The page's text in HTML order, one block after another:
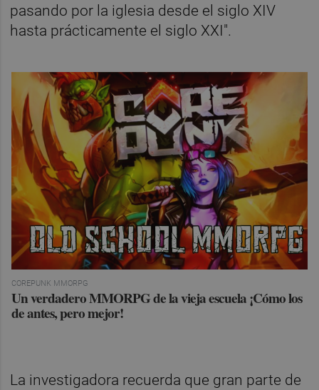
pasando por la iglesia desde el siglo XIV
hasta prácticamente el siglo XXI".
COREPUNK MMORPG
Un verdadero MMORPG de la vieja escuela ¡Cómo los
de antes, pero mejor!
La investigadora recuerda que gran parte de